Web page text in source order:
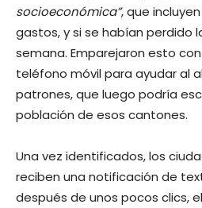
socioeconómica”, que
gastos, y si se habían perdido
semana. Emparejaron esto
teléfono móvil para ayudar al
patrones, que luego podría
población de esos cantones.
Una vez identificados, los
reciben una notificación de
después de unos pocos clics,